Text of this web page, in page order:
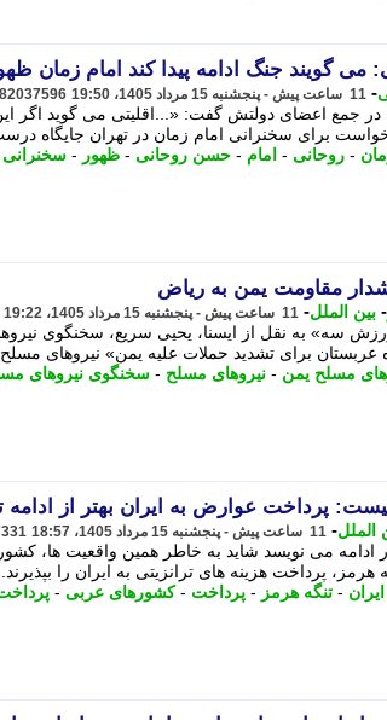
می گویند جنگ ادامه پیدا کند امام زمان
- 11 ساعت پیش - پنجشنبه 15 مرداد 1405، 19:50 82037596
جمع اعضای دولتش گفت: «...اقلیتی می گوید اگر
برای سخنرانی امام زمان در تهران جایگاه
- روحانی - امام - حسن روحانی - ظهور - سخنرانی
مقاومت یمن به ریاض
- بین الملل- 11 ساعت پیش - پنجشنبه 15 مرداد 1405، 19:22
سه» به نقل از ایسنا، یحیی سریع، سخنگوی
برای تشدید حملات علیه یمن» نیروهای مسلح
مسلح یمن - نیروهای مسلح - سخنگوی نیروهای
پرداخت عوارض به ایران بهتر از
الملل- 11 ساعت پیش - پنجشنبه 15 مرداد 1405، 18:57
ادامه می نویسد شاید به خاطر همین واقعیت ها،
هرمز، پرداخت هزینه های ترانزیتی به ایران را
ایران - تنگه هرمز - پرداخت -کشورهای عربی -